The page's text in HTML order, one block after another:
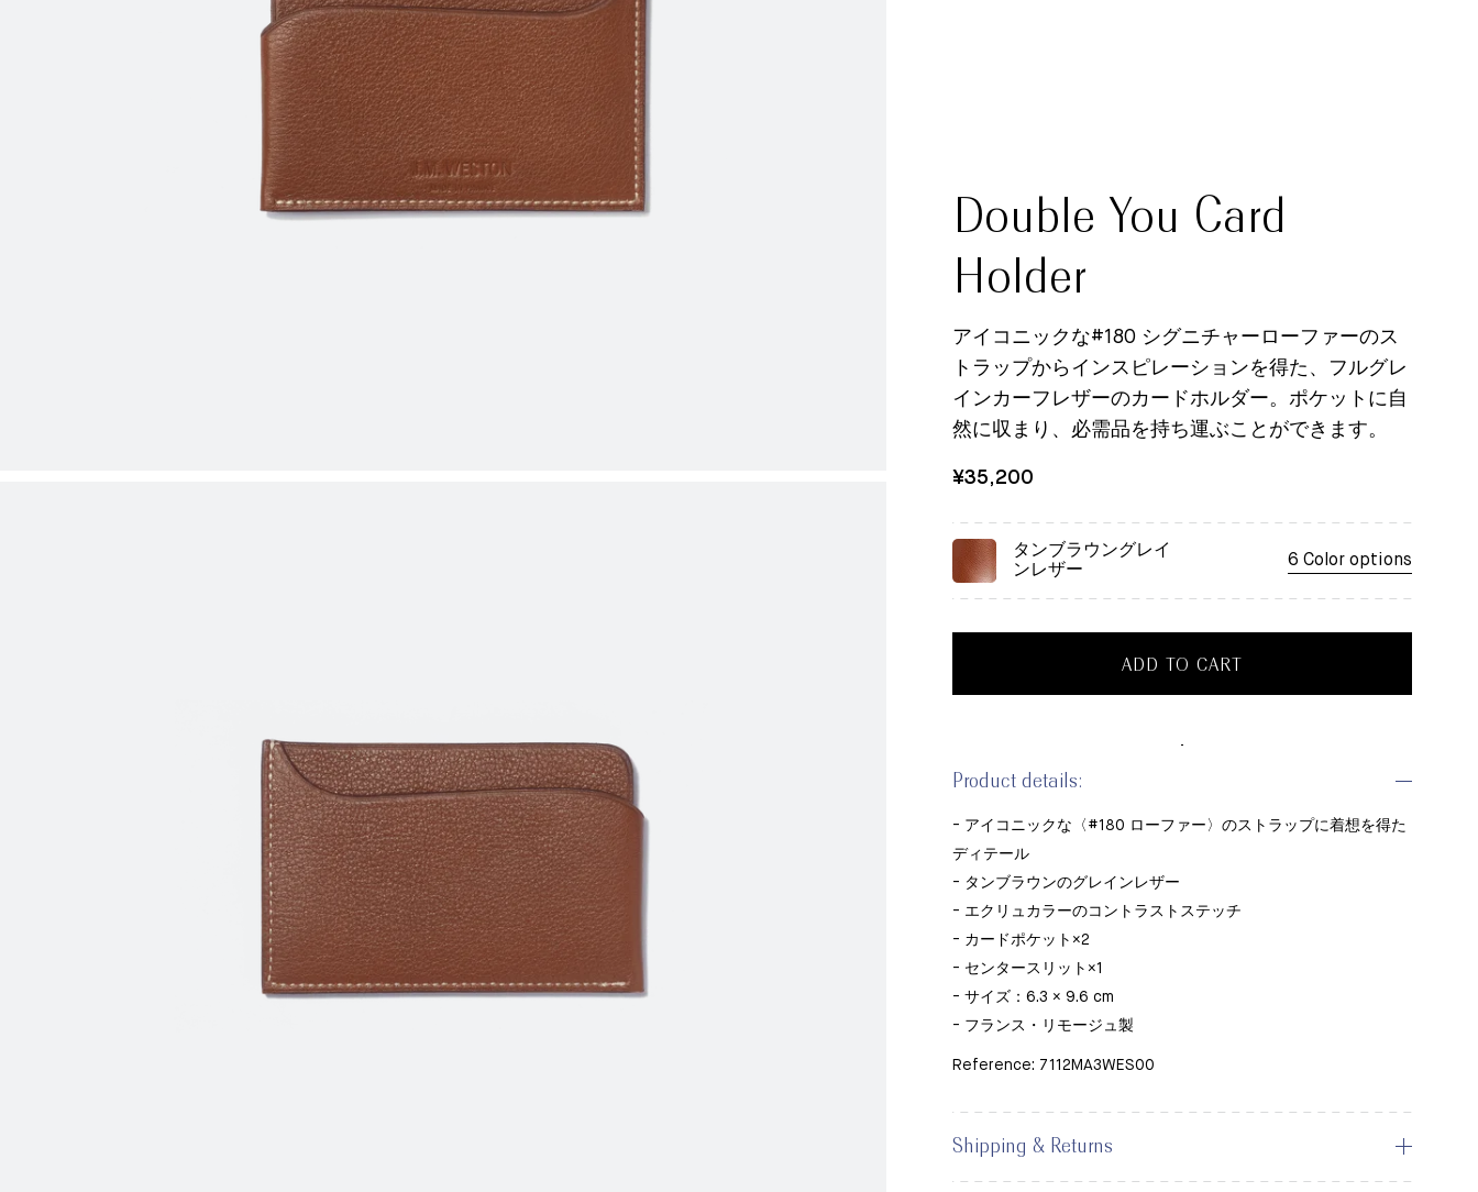
Double You Card
Holder
アイコニックな#180 シグニチャーローファーのス
トラップからインスピレーションを得た、フルグレ
インカーフレザーのカードホルダー。ポケットに自
然に収まり、必需品を持ち運ぶことができます。
¥35,200
タンブラウングレイ
ンレザー
6 Color options
ADD TO CART
Product details:
- アイコニックな〈#180 ローファー〉のストラップに着想を得た
ディテール
- タンブラウンのグレインレザー
- エクリュカラーのコントラストステッチ
- カードポケット×2
- センタースリット×1
- サイズ：6.3 × 9.6 cm
- フランス・リモージュ製
Reference: 7112MA3WES00
Shipping & Returns